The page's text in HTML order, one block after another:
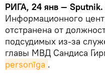
РИГА, 24 янв — Sputnik.
Информационного
отстранена от
подсудимых из-за
главы МВД Сандиса
personīga .